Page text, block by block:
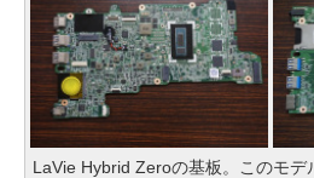
LaVie Hybrid Zeroの基板。このモデ